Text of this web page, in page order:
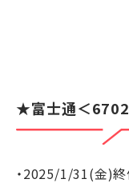
★富士通＜
・2025/1/31(金)